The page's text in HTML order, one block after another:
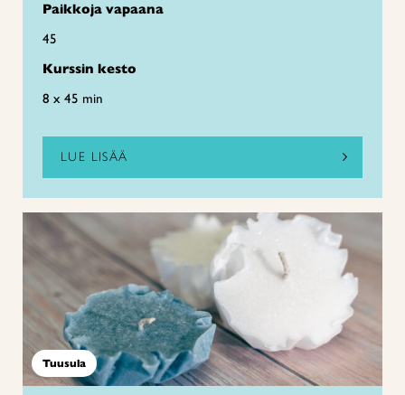
Paikkoja vapaana
45
Kurssin kesto
8 x 45 min
LUE LISÄÄ
Tuusula